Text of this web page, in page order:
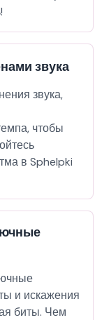
звука
звука,
чтобы
в Sphelpki
и искажения
биты. Чем